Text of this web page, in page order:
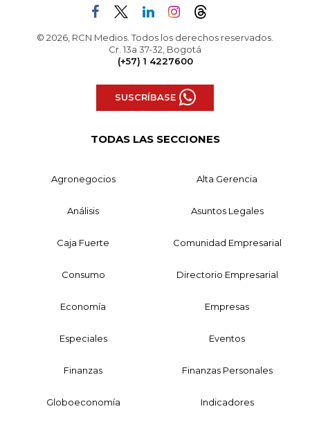
© 2026, RCN Medios. Todos los derechos reservados.
Cr. 13a 37-32, Bogotá
(+57) 1 4227600
SUSCRÍBASE
TODAS LAS SECCIONES
Agronegocios Alta Gerencia
Análisis Asuntos Legales
Caja Fuerte Comunidad Empresarial
Consumo Directorio Empresarial
Economía Empresas
Especiales Eventos
Finanzas Finanzas Personales
Globoeconomía Indicadores